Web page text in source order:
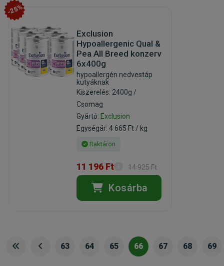
-25%
Exclusion
Hypoallergenic Qual &
Pea All Breed konzerv
6x400g
hypoallergén nedvestáp
kutyáknak
Kiszerelés: 2400g /
Csomag
Gyártó: Exclusion
Egységár: 4 665 Ft / kg
Raktáron
11 196 Ft 14 925 Ft
Kosárba
63 64 65 66 67 68 69